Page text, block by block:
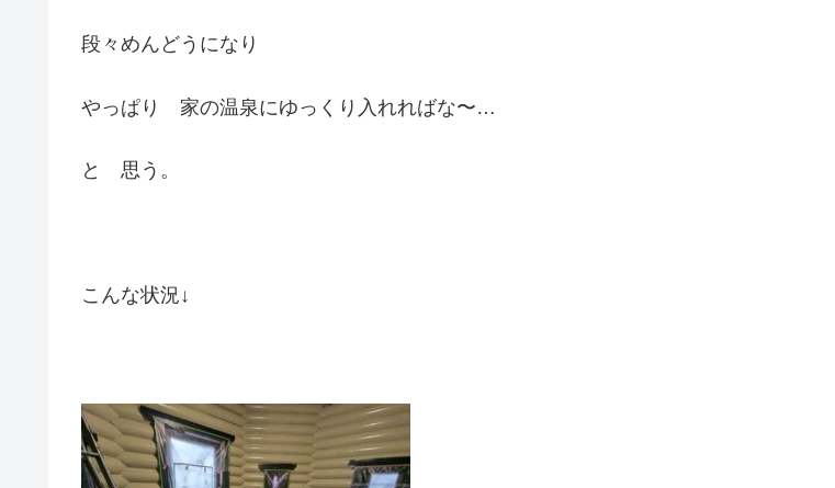
段々めんどうになり
やっぱり 家の温泉にゆっくり入れればな〜…
と 思う。
こんな状況↓